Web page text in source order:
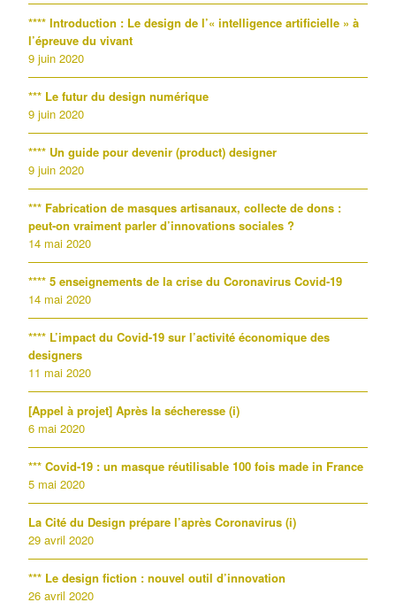
**** Introduction : Le design de l’« intelligence artificielle » à
l’épreuve du vivant
9 juin 2020
*** Le futur du design numérique
9 juin 2020
**** Un guide pour devenir (product) designer
9 juin 2020
*** Fabrication de masques artisanaux, collecte de dons :
peut-on vraiment parler d’innovations sociales ?
14 mai 2020
**** 5 enseignements de la crise du Coronavirus Covid-19
14 mai 2020
**** L’impact du Covid-19 sur l’activité économique des
designers
11 mai 2020
[Appel à projet] Après la sécheresse (i)
6 mai 2020
*** Covid-19 : un masque réutilisable 100 fois made in France
5 mai 2020
La Cité du Design prépare l’après Coronavirus (i)
29 avril 2020
*** Le design fiction : nouvel outil d’innovation
26 avril 2020